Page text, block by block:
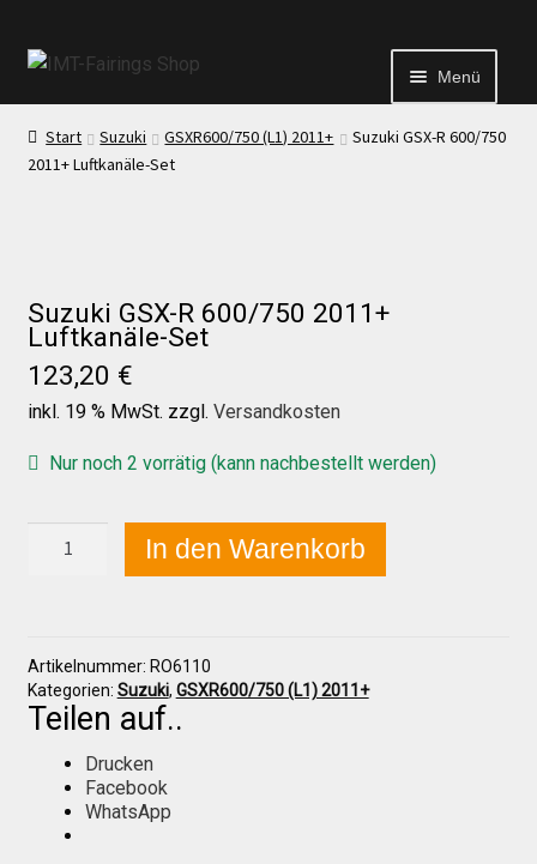
Menü
Start
Kontakt
News
News
Test Startseite
Infos zu unseren Produkten
Händlerkonditionen
Start Suzuki GSXR600/750 (L1) 2011+
Suzuki GSX-R 600/750
2011+ Luftkanäle-Set
Suzuki GSX-R 600/750 2011+
Luftkanäle-Set
123,20 €
inkl. 19 % MwSt. zzgl. Versandkosten
Nur noch 2 vorrätig (kann nachbestellt werden)
GSX-
Set
Menge
In den Warenkorb
Artikelnummer: RO6110
Kategorien: Suzuki, GSXR600/750 (L1) 2011+
Teilen auf..
Drucken
Facebook
WhatsApp